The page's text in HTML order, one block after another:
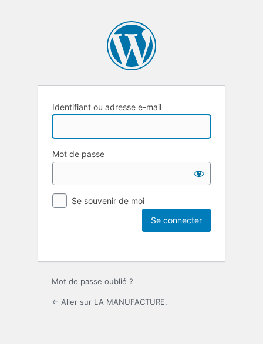
Identifiant ou adresse e-mail
Mot de passe
Se souvenir de moi
Mot de passe oublié ?
← Aller sur LA MANUFACTURE.